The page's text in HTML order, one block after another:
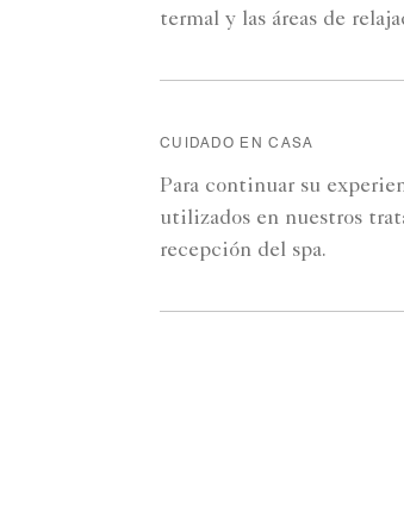
termal y las áreas de
CUIDADO EN CASA
Para continuar su
utilizados en nuestros
recepción del spa.